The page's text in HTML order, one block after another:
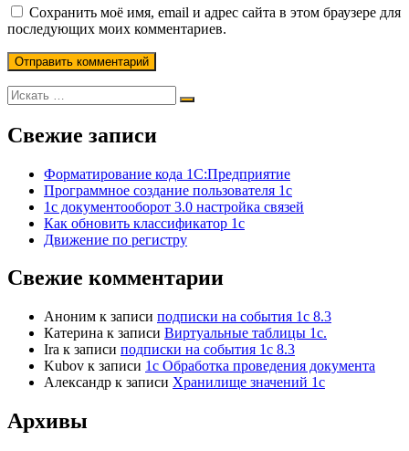
Сохранить моё имя, email и адрес сайта в этом браузере для
последующих моих комментариев.
Свежие записи
Форматирование кода 1С:Предприятие
Программное создание пользователя 1с
1с документооборот 3.0 настройка связей
Как обновить классификатор 1с
Движение по регистру
Свежие комментарии
Аноним к записи подписки на события 1с 8.3
Катерина к записи Виртуальные таблицы 1с.
Ira к записи подписки на события 1с 8.3
Kubov к записи 1с Обработка проведения документа
Александр к записи Хранилище значений 1с
Архивы